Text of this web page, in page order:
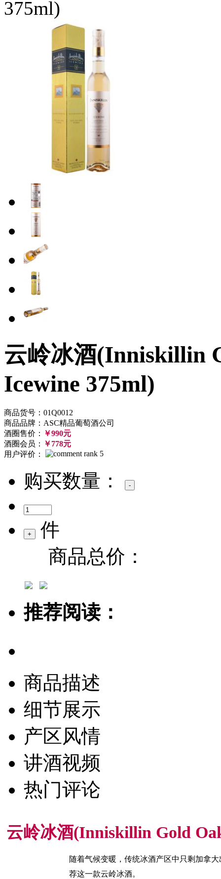
375ml)
云岭冰酒(Inniskillin
Icewine 375ml)
商品货号：01Q0012
商品品牌：ASC精品葡萄酒公司
酒圈售价： ￥990元
酒圈会员： ￥778元
用户评价：
购买数量：
件
商品总价：
推荐阅读：
商品描述
细节展示
产区风情
讲酒视频
热门评论
云岭冰酒(Inniskillin Gold
随着气候变暖，传统冰酒产区中只剩加拿
荐这一款云岭冰酒。